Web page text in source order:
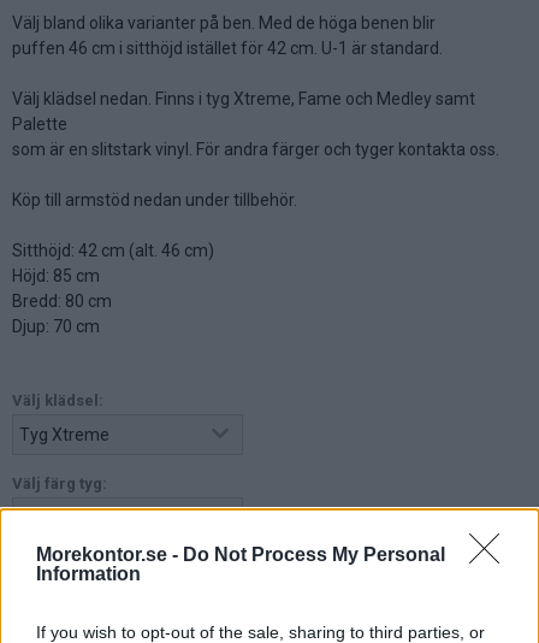
Morekontor.se - Do Not Process My Personal
Information
If you wish to opt-out of the sale, sharing to third parties, or
Välj bland olika varianter på ben. Med de höga benen blir
puffen 46 cm i sitthöjd istället för 42 cm. U-1 är standard.
Välj klädsel nedan. Finns i tyg Xtreme, Fame och Medley samt
Palette
som är en slitstark vinyl. För andra färger och tyger kontakta oss.
Köp till armstöd nedan under tillbehör.
Sitthöjd: 42 cm (alt. 46 cm)
Höjd: 85 cm
Bredd: 80 cm
Djup: 70 cm
Välj klädsel:
Välj färg tyg:
Välj ben: